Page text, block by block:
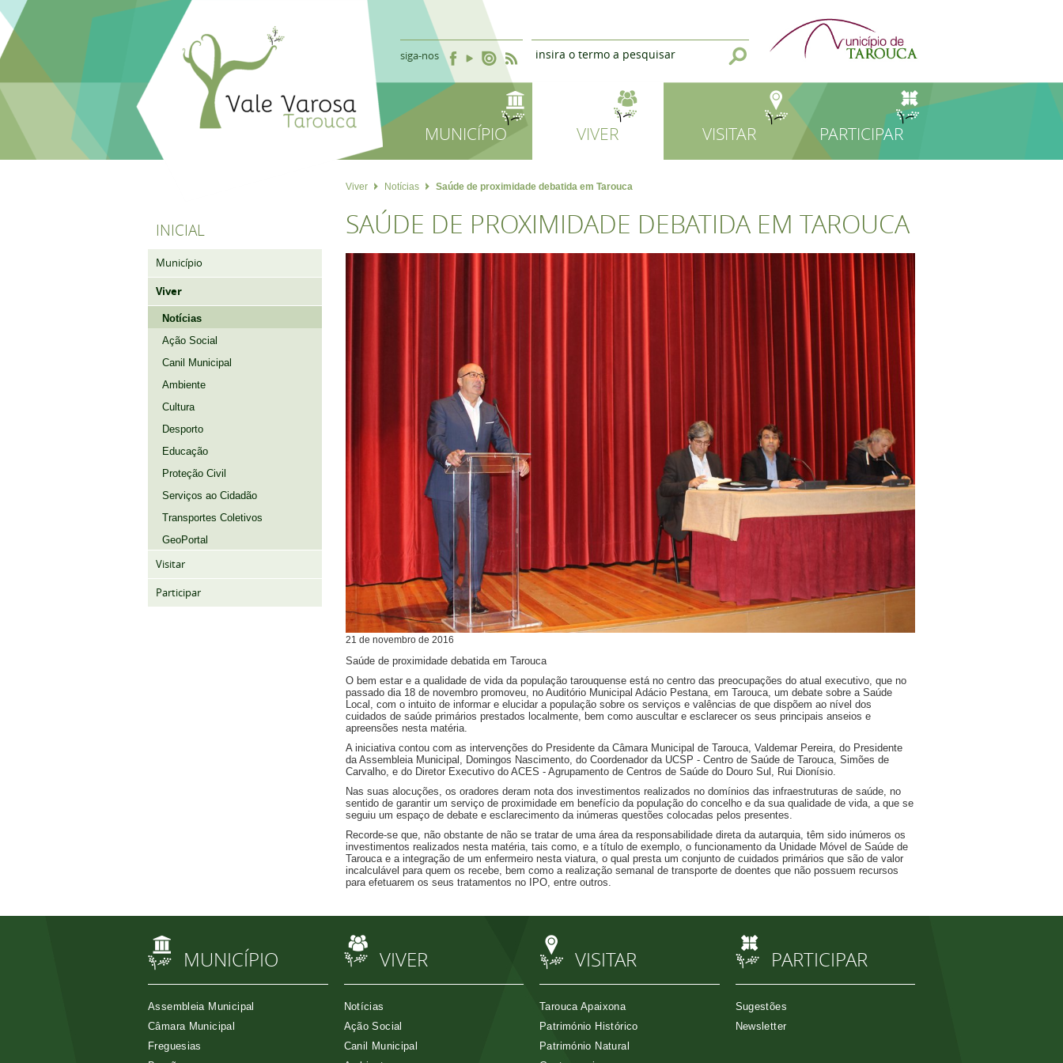
siga-nos
MUNICÍPIO VIVER VISITAR PARTICIPAR
INICIAL
Município
Viver
Notícias
Ação Social
Canil Municipal
Ambiente
Cultura
Desporto
Educação
Proteção Civil
Serviços ao Cidadão
Transportes Coletivos
GeoPortal
Visitar
Participar
Viver Notícias Saúde de proximidade debatida em Tarouca
SAÚDE DE PROXIMIDADE DEBATIDA EM TAROUCA
21 de novembro de 2016
Saúde de proximidade debatida em Tarouca
O bem estar e a qualidade de vida da população tarouquense está no centro das preocupações do atual executivo, que no
passado dia 18 de novembro promoveu, no Auditório Municipal Adácio Pestana, em Tarouca, um debate sobre a Saúde
Local, com o intuito de informar e elucidar a população sobre os serviços e valências de que dispõem ao nível dos
cuidados de saúde primários prestados localmente, bem como auscultar e esclarecer os seus principais anseios e
apreensões nesta matéria.
A iniciativa contou com as intervenções do Presidente da Câmara Municipal de Tarouca, Valdemar Pereira, do Presidente
da Assembleia Municipal, Domingos Nascimento, do Coordenador da UCSP - Centro de Saúde de Tarouca, Simões de
Carvalho, e do Diretor Executivo do ACES - Agrupamento de Centros de Saúde do Douro Sul, Rui Dionísio.
Nas suas alocuções, os oradores deram nota dos investimentos realizados no domínios das infraestruturas de saúde, no
sentido de garantir um serviço de proximidade em benefício da população do concelho e da sua qualidade de vida, a que se
seguiu um espaço de debate e esclarecimento da inúmeras questões colocadas pelos presentes.
Recorde-se que, não obstante de não se tratar de uma área da responsabilidade direta da autarquia, têm sido inúmeros os
investimentos realizados nesta matéria, tais como, e a título de exemplo, o funcionamento da Unidade Móvel de Saúde de
Tarouca e a integração de um enfermeiro nesta viatura, o qual presta um conjunto de cuidados primários que são de valor
incalculável para quem os recebe, bem como a realização semanal de transporte de doentes que não possuem recursos
para efetuarem os seus tratamentos no IPO, entre outros.
MUNICÍPIO
Assembleia Municipal
Câmara Municipal
Freguesias
VIVER
Notícias
Ação Social
Canil Municipal
VISITAR
Tarouca Apaixona
Património Histórico
Património Natural
PARTICIPAR
Sugestões
Newsletter